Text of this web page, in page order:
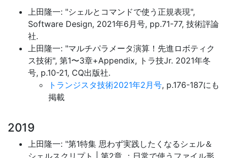
上田隆一: "シェルとコマンドで使う正規表現",
Software Design, 2021年6月号, pp.71-77, 技術評論
社.
上田隆一: "マルチパラメータ演算！先進ロボティク
ス技術", 第1〜3章+Appendix, トラ技Jr. 2021年冬
号, p.10-21, CQ出版社.
トランジスタ技術2021年2月号, p.176-187にも
掲載
2019
上田隆一: "第1特集 思わず実践したくなるシェル＆
シェルスクリプト | 第2章 ：日常で使うファイル形